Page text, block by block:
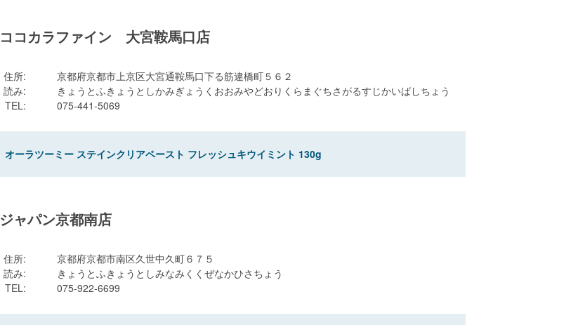
ココカラファイン 大宮鞍馬口店
住所:
京都府京都市上京区大宮通鞍馬口下る筋違橋町５６２
読み:
きょうとふきょうとしかみぎょうくおおみやどおりくらまぐちさがるすじかいばしちょう
TEL: 075-441-5069
オーラツーミー ステインクリアペースト フレッシュキウイミント 130g
ジャパン京都南店
住所:
京都府京都市南区久世中久町６７５
読み:
きょうとふきょうとしみなみくくぜなかひさちょう
TEL: 075-922-6699